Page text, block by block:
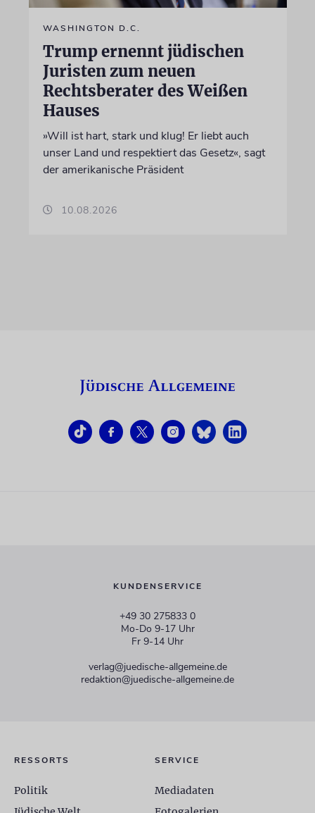
WASHINGTON D.C.
Trump ernennt jüdischen
Juristen zum neuen
Rechtsberater des Weißen
Hauses
»Will ist hart, stark und klug! Er liebt auch
unser Land und respektiert das Gesetz«, sagt
der amerikanische Präsident
10.08.2026
KUNDENSERVICE
+49 30 275833 0
Mo-Do 9-17 Uhr
Fr 9-14 Uhr
verlag@juedische-allgemeine.de
redaktion@juedische-allgemeine.de
RESSORTS
Politik
SERVICE
Mediadaten